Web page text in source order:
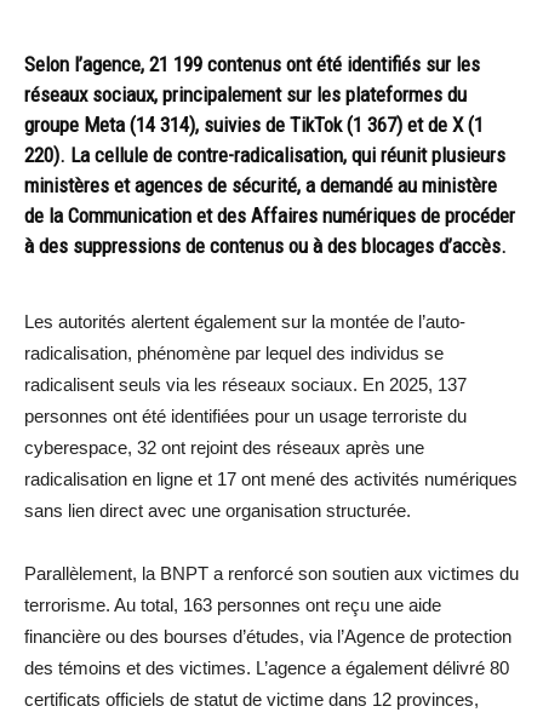
Selon l’agence, 21 199 contenus ont été identifiés sur les
réseaux sociaux, principalement sur les plateformes du
groupe Meta (14 314), suivies de TikTok (1 367) et de X (1
220). La cellule de contre-radicalisation, qui réunit plusieurs
ministères et agences de sécurité, a demandé au ministère
de la Communication et des Affaires numériques de procéder
à des suppressions de contenus ou à des blocages d’accès.
Les autorités alertent également sur la montée de l’auto-
radicalisation, phénomène par lequel des individus se
radicalisent seuls via les réseaux sociaux. En 2025, 137
personnes ont été identifiées pour un usage terroriste du
cyberespace, 32 ont rejoint des réseaux après une
radicalisation en ligne et 17 ont mené des activités numériques
sans lien direct avec une organisation structurée.
Parallèlement, la BNPT a renforcé son soutien aux victimes du
terrorisme. Au total, 163 personnes ont reçu une aide
financière ou des bourses d’études, via l’Agence de protection
des témoins et des victimes. L’agence a également délivré 80
certificats officiels de statut de victime dans 12 provinces,